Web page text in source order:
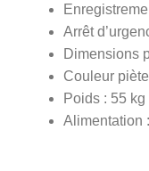
Arrêt
Dimensions
Couleur
Poids : 55 kg
Alimentation